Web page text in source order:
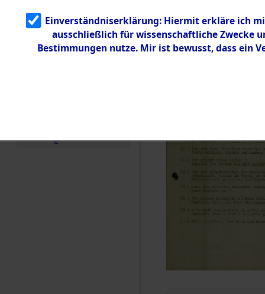
g
5.3.3
Todesmärsch
e
Einverständniserklärung: Hiermit erkläre ich
ausschließlich für wissenschaftliche Zwecke
Bestimmungen nutze. Mir ist bewusst, dass ein